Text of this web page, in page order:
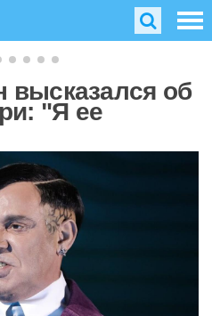
об
"Я ее